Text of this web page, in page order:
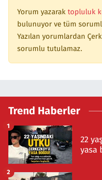
Yorum yazarak topluluk
bulunuyor ve tüm
Yazılan yorumlardan
sorumlu tutulamaz.
Trend Haberler
22
yasa
1
2